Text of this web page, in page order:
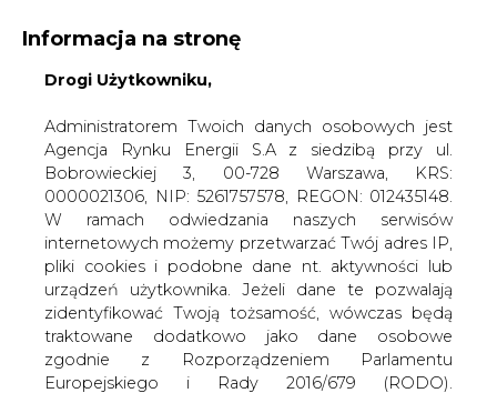
KONTAKT:
WYDAWCA PORTALU:
WYSOKI KONTRAST WIELKOŚĆ TEKSTU A A
ZALOGUJ SIĘ
Informacja na stronę
Drogi Użytkowniku,
Administratorem Twoich danych osobowych jest
Agencja Rynku Energii S.A z siedzibą przy ul.
Bobrowieckiej 3, 00-728 Warszawa, KRS:
0000021306, NIP: 5261757578, REGON: 012435148.
W ramach odwiedzania naszych serwisów
internetowych możemy przetwarzać Twój adres IP,
pliki cookies i podobne dane nt. aktywności lub
urządzeń użytkownika. Jeżeli dane te pozwalają
zidentyfikować Twoją tożsamość, wówczas będą
traktowane dodatkowo jako dane osobowe
zgodnie z Rozporządzeniem Parlamentu
Europejskiego i Rady 2016/679 (RODO).